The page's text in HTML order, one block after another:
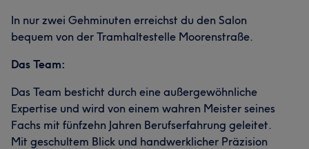
In nur zwei Gehminuten erreichst du den Salon
bequem von der Tramhaltestelle Moorenstraße.
Das Team:
Das Team besticht durch eine außergewöhnliche
Expertise und wird von einem wahren Meister seines
Fachs mit fünfzehn Jahren Berufserfahrung geleitet.
Mit geschultem Blick und handwerklicher Präzision